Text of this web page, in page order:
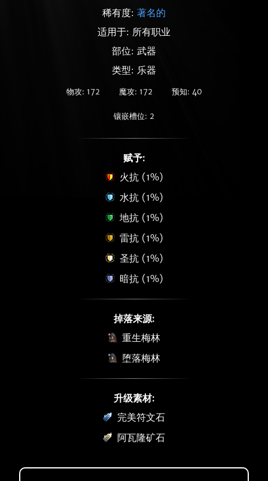
稀有度: 著名的
适用于: 所有职业
部位: 武器
类型: 乐器
物攻: 172 魔攻: 172 预知: 40
镶嵌槽位: 2
赋予:
火抗 (1%)
水抗 (1%)
地抗 (1%)
雷抗 (1%)
圣抗 (1%)
暗抗 (1%)
掉落来源:
重生梅林
堕落梅林
升级素材:
完美符文石
阿瓦隆矿石